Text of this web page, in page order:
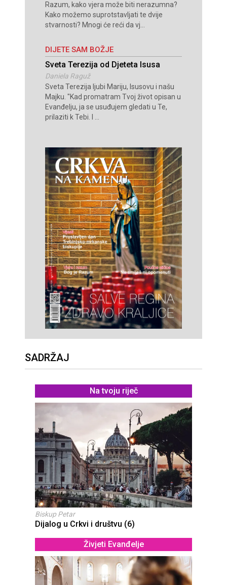
Razum, kako vjera može biti nerazumna?
Kako možemo suprotstavljati te dvije
stvarnosti? Mnogi će reći da vj...
DIJETE SAM BOŽJE
Sveta Terezija od Djeteta Isusa
Daniela Raguž
Sveta Terezija ljubi Mariju, Isusovu i našu
Majku. "Kad promatram Tvoj život opisan u
Evanđelju, ja se usuđujem gledati u Te,
prilaziti k Tebi. I ...
SADRŽAJ
Na tvoju riječ
Biskup Petar
Dijalog u Crkvi i društvu (6)
Živjeti Evanđelje